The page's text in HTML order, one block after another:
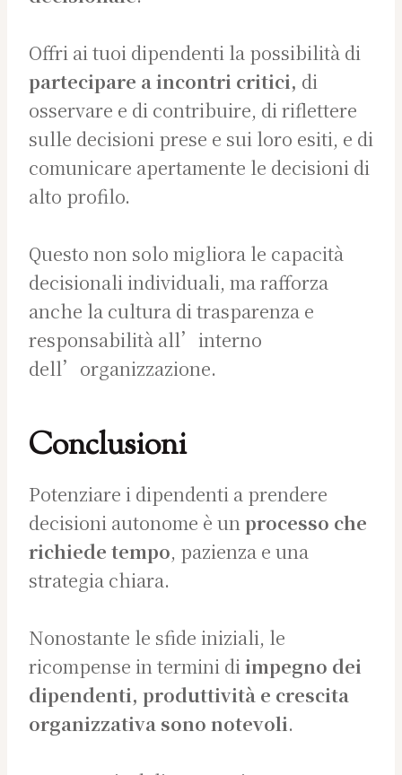
Offri ai tuoi dipendenti la possibilità di
partecipare a incontri critici, di
osservare e di contribuire, di riflettere
sulle decisioni prese e sui loro esiti, e di
comunicare apertamente le decisioni di
alto profilo.
Questo non solo migliora le capacità
decisionali individuali, ma rafforza
anche la cultura di trasparenza e
responsabilità all’interno
dell’organizzazione.
Conclusioni
Potenziare i dipendenti a prendere
decisioni autonome è unprocesso che
richiede tempo, pazienza e una
strategia chiara.
Nonostante le sfide iniziali, le
ricompense in termini diimpegno dei
dipendenti, produttività e crescita
organizzativa sono notevoli.